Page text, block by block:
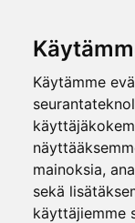
Käytämme
mainoksia,
sekä
käyttäjiemme